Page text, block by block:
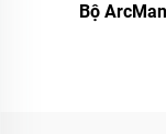
Bộ ArcMan